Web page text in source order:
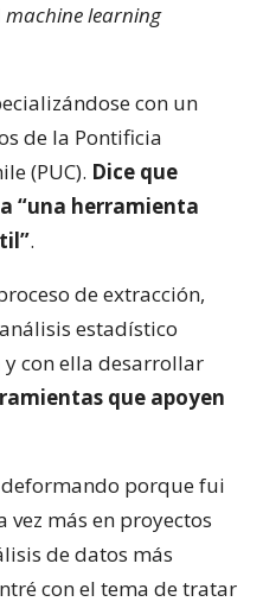
machine learning
con un
de la Pontificia
(PUC). Dice que
“una herramienta
.
de extracción,
estadístico
con ella desarrollar
que apoyen
porque fui
más en proyectos
de datos más
con el tema de tratar